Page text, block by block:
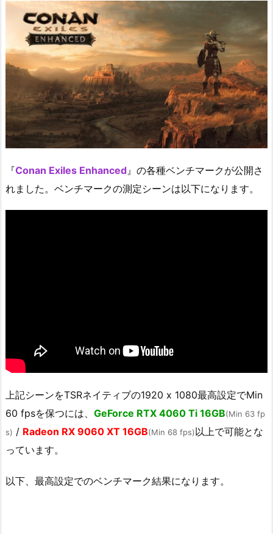
『Conan Exiles Enhanced 』の各種ベンチマークが公開さ
れました。ベンチマークの測定シーンは以下になります。
上記シーンをTSRネイティブの1920 x 1080最高設定でMin
60 fpsを保つには、 GeForce RTX 4060 Ti 16GB(Min 63 fp
s) / Radeon RX 9060 XT 16GB(Min 68 fps)以上で可能とな
っています。
以下、最高設定でのベンチマーク結果になります。